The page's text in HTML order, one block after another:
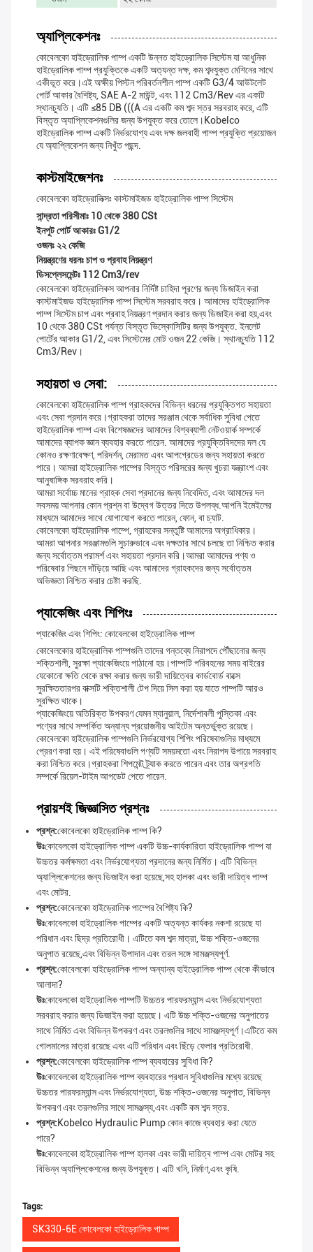
অ্যাপ্লিকেশনঃ
কোবেলকো হাইড্রোলিক পাম্প একটি উন্নত হাইড্রোলিক সিস্টেম যা আধুনিক
হাইড্রোলিক পাম্প প্রযুক্তিকে একটি অত্যন্ত দক্ষ, কম শব্দযুক্ত মেশিনের সাথে
একীভূত করে।এই অক্ষীয় পিস্টন পরিবর্তনশীল পাম্প একটি G3/4 আউটলেট
পোর্ট আকার বৈশিষ্ট্য, SAE A-2 মাউন্ট, এবং 112 Cm3/rev এর একটি
স্থানচ্যুতি। এটি ≤85 DB (((A এর একটি কম শব্দ স্তর সরবরাহ করে, এটি
বিস্তৃত অ্যাপ্লিকেশনগুলির জন্য উপযুক্ত করে তোলে।Kobelco
হাইড্রোলিক পাম্প একটি নির্ভরযোগ্য এবং দক্ষ জলবাহী পাম্প প্রযুক্তি প্রয়োজন
যে অ্যাপ্লিকেশন জন্য নিখুঁত পছন্দ.
কাস্টমাইজেশনঃ
কোবেলকো হাইড্রোলিক্সঃ কাস্টমাইজড হাইড্রোলিক পাম্প সিস্টেম
সান্দ্রতা পরিসীমাঃ 10 থেকে 380 CSt
ইনপুট পোর্ট আকারঃ G1/2
ওজনঃ ২২ কেজি
নিয়ন্ত্রণের ধরনঃ চাপ ও প্রবাহ নিয়ন্ত্রণ
ডিসপ্লেসমেন্টঃ 112 Cm3/rev
কোবেলকো হাইড্রোলিকস আপনার নির্দিষ্ট চাহিদা পূরণের জন্য ডিজাইন করা
কাস্টমাইজড হাইড্রোলিক পাম্প সিস্টেম সরবরাহ করে। আমাদের হাইড্রোলিক
পাম্প সিস্টেম চাপ এবং প্রবাহ নিয়ন্ত্রণ প্রদান করার জন্য ডিজাইন করা হয়,এবং
10 থেকে 380 CSt পর্যন্ত বিস্তৃত ভিস্কোসিটির জন্য উপযুক্ত. ইনলেট
পোর্টের আকার G1/2, এবং সিস্টেমের মোট ওজন 22 কেজি। স্থানচ্যুতি 112
Cm3/rev।
সহায়তা ও সেবা:
কোবেলকো হাইড্রোলিক পাম্প গ্রাহকদের বিভিন্ন ধরনের প্রযুক্তিগত সহায়তা
এবং সেবা প্রদান করে।গ্রাহকরা তাদের সরঞ্জাম থেকে সর্বাধিক সুবিধা পেতে
হাইড্রোলিক পাম্প এবং বিশেষজ্ঞদের আমাদের বিশ্বব্যাপী নেটওয়ার্ক সম্পর্কে
আমাদের ব্যাপক জ্ঞান ব্যবহার করতে পারেন. আমাদের প্রযুক্তিবিদদের দল যে
কোনও রক্ষণাবেক্ষণ, পরিদর্শন, মেরামত এবং আপগ্রেডের জন্য সহায়তা করতে
পারে। আমরা হাইড্রোলিক পাম্পের বিস্তৃত পরিসরের জন্য খুচরা যন্ত্রাংশ এবং
আনুষাঙ্গিক সরবরাহ করি।
আমরা সর্বোচ্চ মানের গ্রাহক সেবা প্রদানের জন্য নিবেদিত, এবং আমাদের দল
সবসময় আপনার কোন প্রশ্ন বা উদ্বেগ উত্তর দিতে উপলব্ধ.আপনি ইমেইলের
মাধ্যমে আমাদের সাথে যোগাযোগ করতে পারেন, ফোন, বা চ্যাট.
কোবেলকো হাইড্রোলিক পাম্পে, গ্রাহকের সন্তুষ্টি আমাদের অগ্রাধিকার।
আমরা আপনার সরঞ্জামগুলি সুচারুভাবে এবং দক্ষতার সাথে চলছে তা নিশ্চিত করার
জন্য সর্বোত্তম পরামর্শ এবং সহায়তা প্রদান করি।আমরা আমাদের পণ্য ও
পরিষেবার পিছনে দাঁড়িয়ে আছি এবং আমাদের গ্রাহকদের জন্য সর্বোত্তম
অভিজ্ঞতা নিশ্চিত করার চেষ্টা করছি.
প্যাকেজিং এবং শিপিংঃ
প্যাকেজিং এবং শিপিং: কোবেলকো হাইড্রোলিক পাম্প
কোবেলকোর হাইড্রোলিক পাম্পগুলি তাদের গন্তব্যে নিরাপদে পৌঁছানোর জন্য
শক্তিশালী, সুরক্ষা প্যাকেজিংয়ে পাঠানো হয়।পাম্পটি পরিবহনের সময় বাইরের
যেকোনো ক্ষতি থেকে রক্ষা করার জন্য ভারী দায়িত্বের কার্ডবোর্ড বাক্সে
সুরক্ষিততারপর বাক্সটি শক্তিশালী টেপ দিয়ে সিল করা হয় যাতে পাম্পটি আরও
সুরক্ষিত থাকে।
প্যাকেজিংয়ে অতিরিক্ত উপকরণ যেমন ম্যানুয়াল, নির্দেশাবলী পুস্তিকা এবং
পণ্যের সাথে সম্পর্কিত অন্যান্য প্রয়োজনীয় আইটেম অন্তর্ভুক্ত রয়েছে।
কোবেলকো হাইড্রোলিক পাম্পগুলি নির্ভরযোগ্য শিপিং পরিষেবাগুলির মাধ্যমে
প্রেরণ করা হয়। এই পরিষেবাগুলি পণ্যটি সময়মতো এবং নিরাপদ উপায়ে সরবরাহ
করা নিশ্চিত করে।গ্রাহকরা শিপমেন্ট ট্র্যাক করতে পারেন এবং তার অগ্রগতি
সম্পর্কে রিয়েল-টাইম আপডেট পেতে পারেন.
প্রায়শই জিজ্ঞাসিত প্রশ্নঃ
প্রশ্ন:কোবেলকো হাইড্রোলিক পাম্প কি?
উঃকোবেলকো হাইড্রোলিক পাম্প একটি উচ্চ-কার্যকারিতা হাইড্রোলিক পাম্প যা
উচ্চতর কর্মক্ষমতা এবং নির্ভরযোগ্যতা প্রদানের জন্য নির্মিত। এটি বিভিন্ন
অ্যাপ্লিকেশনের জন্য ডিজাইন করা হয়েছে,সহ হালকা এবং ভারী দায়িত্ব পাম্প
এবং মোটর.
প্রশ্ন:কোবেলকো হাইড্রোলিক পাম্পের বৈশিষ্ট্য কি?
উঃকোবেলকো হাইড্রোলিক পাম্পের একটি অত্যন্ত কার্যকর নকশা রয়েছে যা
পরিধান এবং ছিদ্র প্রতিরোধী। এটিতে কম শব্দ মাত্রা, উচ্চ শক্তি-ওজনের
অনুপাত রয়েছে,এবং বিভিন্ন উপাদান এবং তরল সঙ্গে সামঞ্জস্যপূর্ণ.
প্রশ্ন:কোবেলকো হাইড্রোলিক পাম্প অন্যান্য হাইড্রোলিক পাম্প থেকে কীভাবে
আলাদা?
উঃকোবেলকো হাইড্রোলিক পাম্পটি উচ্চতর পারফরম্যান্স এবং নির্ভরযোগ্যতা
সরবরাহ করার জন্য ডিজাইন করা হয়েছে। এটি উচ্চ শক্তি-ওজনের অনুপাতের
সাথে নির্মিত এবং বিভিন্ন উপকরণ এবং তরলগুলির সাথে সামঞ্জস্যপূর্ণ।এটিতে কম
গোলমালের মাত্রা রয়েছে এবং এটি পরিধান এবং ছিঁড়ে ফেলার প্রতিরোধী.
প্রশ্ন:কোবেলকো হাইড্রোলিক পাম্প ব্যবহারের সুবিধা কি?
উঃকোবেলকো হাইড্রোলিক পাম্প ব্যবহারের প্রধান সুবিধাগুলির মধ্যে রয়েছে
উচ্চতর পারফরম্যান্স এবং নির্ভরযোগ্যতা, উচ্চ শক্তি-ওজনের অনুপাত, বিভিন্ন
উপকরণ এবং তরলগুলির সাথে সামঞ্জস্য,এবং একটি কম শব্দ স্তর.
প্রশ্ন:Kobelco Hydraulic Pump কোন কাজে ব্যবহার করা যেতে
পারে?
উঃকোবেলকো হাইড্রোলিক পাম্প হালকা এবং ভারী দায়িত্ব পাম্প এবং মোটর সহ
বিভিন্ন অ্যাপ্লিকেশনের জন্য উপযুক্ত। এটি খনি, নির্মাণ,এবং কৃষি.
Tags:
SK330-6E কোবেলকো হাইড্রোলিক পাম্প